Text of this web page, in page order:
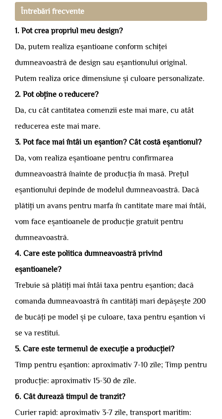
Întrebări frecvente
1. Pot crea propriul meu design?
Da, putem realiza eșantioane conform schiței
dumneavoastră de design sau eșantionului original.
Putem realiza orice dimensiune și culoare personalizate.
2. Pot obține o reducere?
Da, cu cât cantitatea comenzii este mai mare, cu atât
reducerea este mai mare.
3. Pot face mai întâi un eșantion? Cât costă eșantionul?
Da, vom realiza eșantioane pentru confirmarea
dumneavoastră înainte de producția în masă. Prețul
eșantionului depinde de modelul dumneavoastră. Dacă
plătiți un avans pentru marfa în cantitate mare mai întâi,
vom face eșantioanele de producție gratuit pentru
dumneavoastră.
4. Care este politica dumneavoastră privind
eșantioanele?
Trebuie să plătiți mai întâi taxa pentru eșantion; dacă
comanda dumneavoastră în cantități mari depășește 200
de bucăți pe model și pe culoare, taxa pentru eșantion vi
se va restitui.
5. Care este termenul de execuție a producției?
Timp pentru eșantion: aproximativ 7-10 zile; Timp pentru
producție: aproximativ 15-30 de zile.
6. Cât durează timpul de tranzit?
Curier rapid: aproximativ 3-7 zile, transport maritim: